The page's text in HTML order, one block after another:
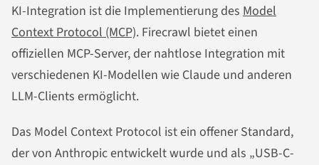
KI-Integration ist die Implementierung des Model
Context Protocol (MCP). Firecrawl bietet einen
offiziellen MCP-Server, der nahtlose Integration mit
verschiedenen KI-Modellen wie Claude und anderen
LLM-Clients ermöglicht.
Das Model Context Protocol ist ein offener Standard,
der von Anthropic entwickelt wurde und als „USB-C-